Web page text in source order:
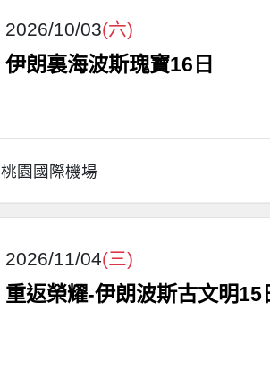
2026/10/03(六)
伊朗裏海波斯瑰寶16日
桃園國際機場
2026/11/04(三)
重返榮耀-伊朗波斯古文明15